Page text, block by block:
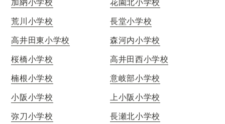
荒川小学校
長堂小学校
高井田東小学校
森河内小学校
桜橋小学校
高井田西小学校
楠根小学校
意岐部小学校
小阪小学校
上小阪小学校
弥刀小学校
長瀬北小学校